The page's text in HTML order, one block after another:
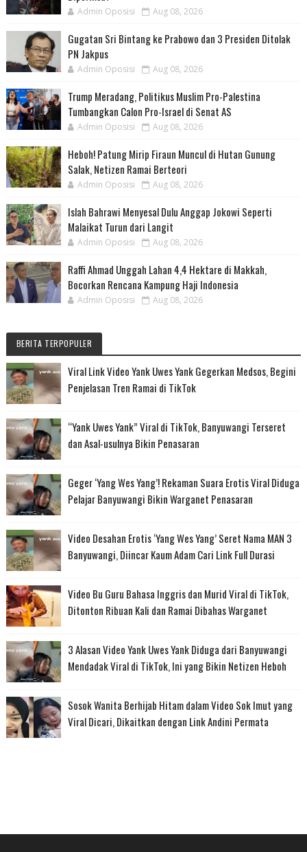
Admin Oposisi Aug 08, 2026
Gugatan Sri Bintang ke Prabowo dan 3 Presiden Ditolak
PN Jakpus
Admin Oposisi Aug 08, 2026
Trump Meradang, Politikus Muslim Pro-Palestina
Tumbangkan Calon Pro-Israel di Senat AS
Admin Oposisi Aug 08, 2026
Heboh! Patung Mirip Firaun Muncul di Hutan Gunung
Salak, Netizen Ramai Berteori
Admin Oposisi Aug 08, 2026
Islah Bahrawi Menyesal Dulu Anggap Jokowi Seperti
Malaikat Turun dari Langit
Admin Oposisi Aug 08, 2026
Raffi Ahmad Unggah Lahan 4,4 Hektare di Makkah,
Bocorkan Rencana Kampung Haji Indonesia
Admin Oposisi Aug 08, 2026
BERITA TERPOPULER
Viral Link Video Yank Uwes Yank Gegerkan Medsos, Begini
Penjelasan Tren Ramai di TikTok
“Yank Uwes Yank” Viral di TikTok, Banyuwangi Terseret
dan Asal-usulnya Bikin Penasaran
Geger ‘Yang Wes Yang’! Rekaman Suara Erotis Viral Diduga
Pelajar Banyuwangi Bikin Warganet Penasaran
Video Desahan Erotis ‘Yang Wes Yang’ Seret Nama MAN 3
Banyuwangi, Diincar Kaum Adam Cari Link Full Durasi
Video Bu Guru Bahasa Inggris dan Murid Viral di TikTok,
Ditonton Ribuan Kali dan Ramai Dibahas Warganet
3 Alasan Video Yank Uwes Yank Diduga dari Banyuwangi
Mendadak Viral di TikTok, Ini yang Bikin Netizen Heboh
Sosok Wanita Berhijab Hitam dalam Video Sok Imut yang
Viral Dicari, Dikaitkan dengan Link Andini Permata